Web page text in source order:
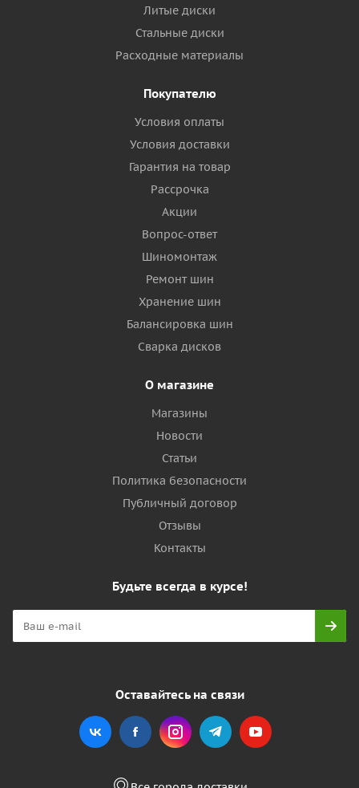
Литые диски
Стальные диски
Расходные материалы
Покупателю
Условия оплаты
Условия доставки
Гарантия на товар
Рассрочка
Акции
Вопрос-ответ
Шиномонтаж
Ремонт шин
Хранение шин
Балансировка шин
Сварка дисков
О магазине
Магазины
Новости
Статьи
Политика безопасности
Публичный договор
Отзывы
Контакты
Будьте всегда в курсе!
Оставайтесь на связи